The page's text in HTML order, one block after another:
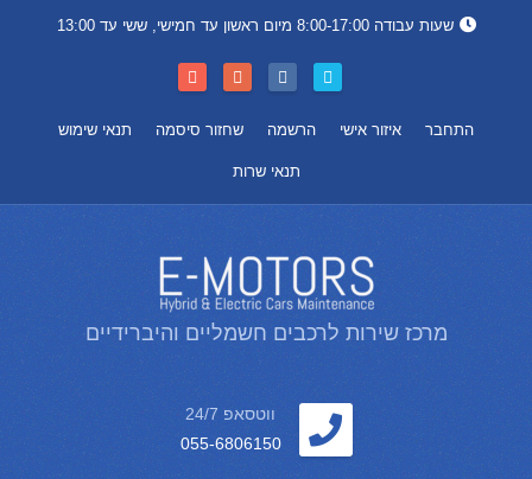
שעות עבודה 8:00-17:00 מיום ראשון עד חמישי, ששי עד 13:00
התחבר איזור אישי הרשמה שחזור סיסמה תנאי שימוש
תנאי שרות
מרכז שירות לרכבים חשמליים והיברידיים
ווטסאפ 24/7
055-6806150